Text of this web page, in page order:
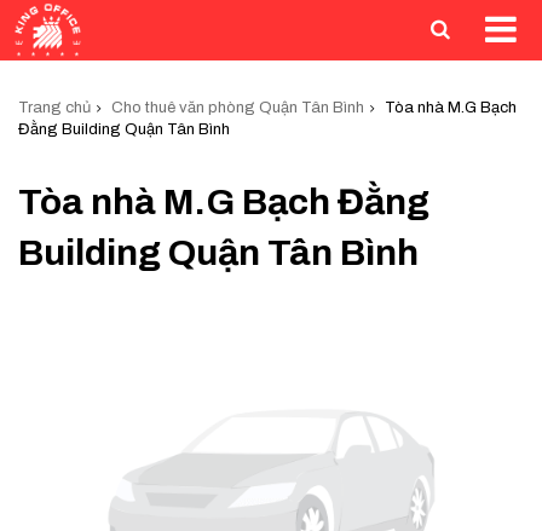
Trang chủ Cho thuê văn phòng Quận Tân Bình
Tòa nhà M.G Bạch
Đằng Building Quận Tân Bình
Tòa nhà M.G Bạch Đằng
Building Quận Tân Bình